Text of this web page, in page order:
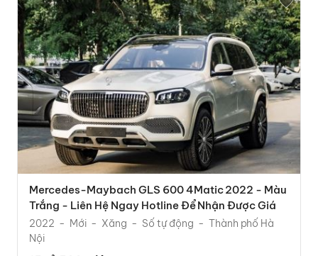
Mercedes-Maybach GLS 600 4Matic 2022 - Màu
Trắng - Liên Hệ Ngay Hotline Để Nhận Được Giá
Tốt
2022 Mới Xăng Số tự động
Thành phố Hà
Nội